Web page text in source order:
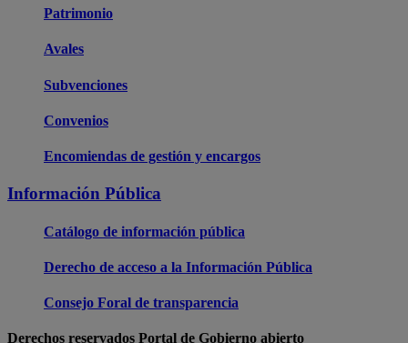
Patrimonio
Avales
Subvenciones
Convenios
Encomiendas de gestión y encargos
Información Pública
Catálogo de información pública
Derecho de acceso a la Información Pública
Consejo Foral de transparencia
Derechos reservados Portal de Gobierno abierto